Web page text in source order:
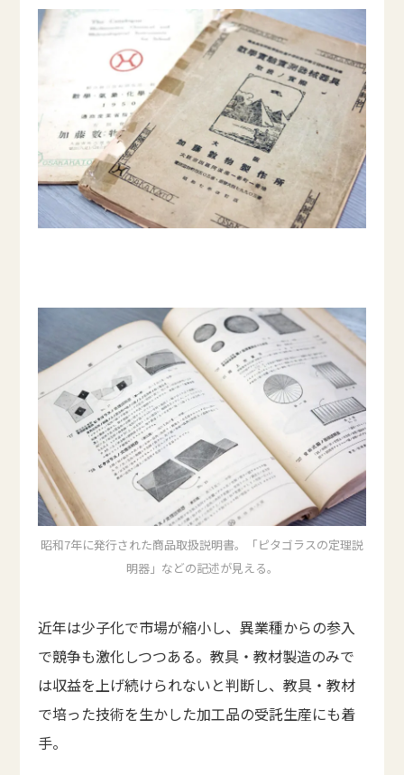
昭和7年に発行された商品取扱説明書。「ピタゴラスの定理説
明器」などの記述が見える。
近年は少子化で市場が縮小し、異業種からの参入
で競争も激化しつつある。教具・教材製造のみで
は収益を上げ続けられないと判断し、教具・教材
で培った技術を生かした加工品の受託生産にも着
手。